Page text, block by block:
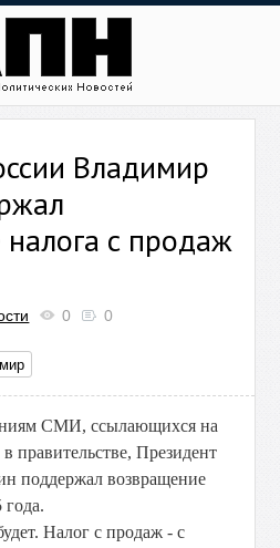
Владимир
с продаж
0 0
СМИ, ссылающихся на
правительстве, Президент
поддержал возвращение
года.
Налог с продаж - с